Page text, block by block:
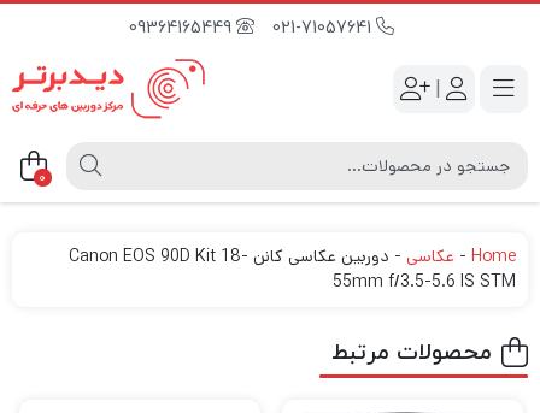
09364165449
|
0
Home
- عکاسی -
دوربین عکاسی کانن Canon EOS 90D Kit 18-
55mm f/3.5-5.6 IS STM
محصولات مرتبط